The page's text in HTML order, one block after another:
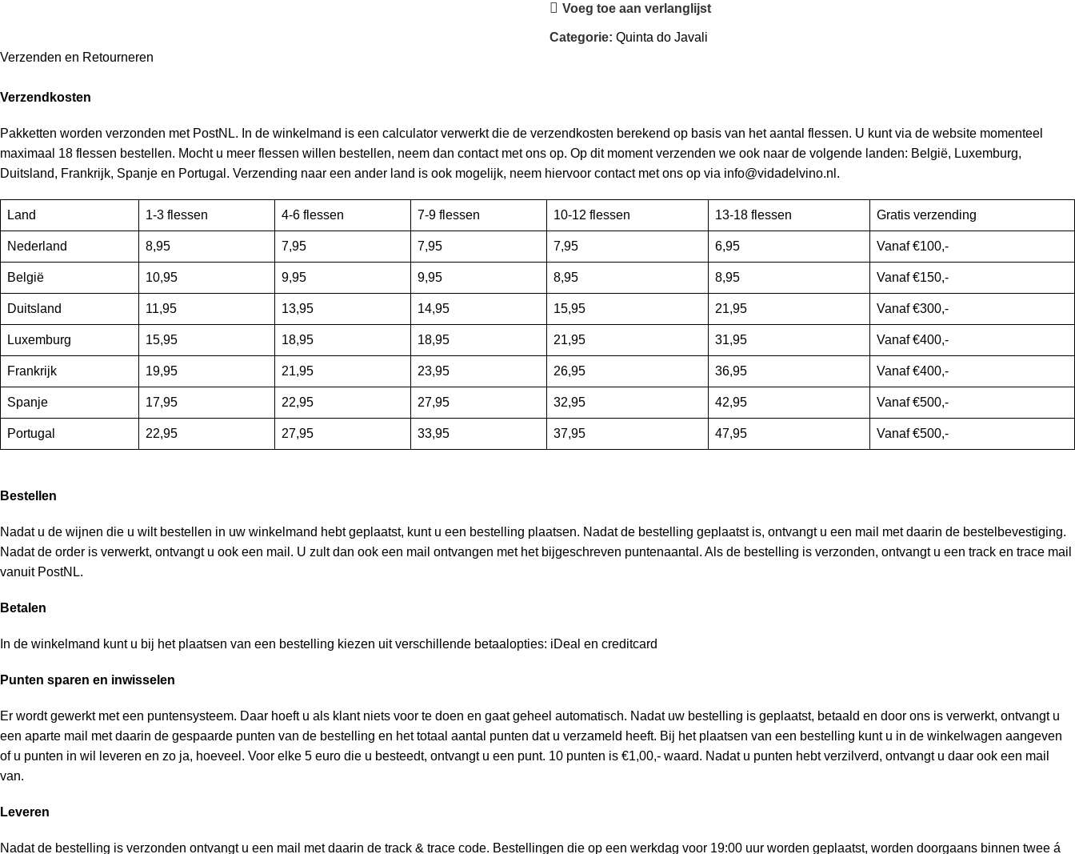
Voeg toe aan verlanglijst
Categorie: Quinta do Javali
Verzenden en Retourneren
Verzendkosten
Pakketten worden verzonden met PostNL. In de winkelmand is een calculator verwerkt die de verzendkosten berekend op basis van het aantal flessen. U kunt via de website momenteel
maximaal 18 flessen bestellen. Mocht u meer flessen willen bestellen, neem dan contact met ons op. Op dit moment verzenden we ook naar de volgende landen: België, Luxemburg,
Duitsland, Frankrijk, Spanje en Portugal. Verzending naar een ander land is ook mogelijk, neem hiervoor contact met ons op via info@vidadelvino.nl.
Land 1-3 flessen 4-6 flessen 7-9 flessen 10-12 flessen 13-18 flessen Gratis verzending
Nederland 8,95 7,95 7,95 7,95 6,95 Vanaf €100,-
België 10,95 9,95 9,95 8,95 8,95 Vanaf €150,-
Duitsland 11,95 13,95 14,95 15,95 21,95 Vanaf €300,-
Luxemburg 15,95 18,95 18,95 21,95 31,95 Vanaf €400,-
Frankrijk 19,95 21,95 23,95 26,95 36,95 Vanaf €400,-
Spanje 17,95 22,95 27,95 32,95 42,95 Vanaf €500,-
Portugal 22,95 27,95 33,95 37,95 47,95 Vanaf €500,-
Bestellen
Nadat u de wijnen die u wilt bestellen in uw winkelmand hebt geplaatst, kunt u een bestelling plaatsen. Nadat de bestelling geplaatst is, ontvangt u een mail met daarin de bestelbevestiging.
Nadat de order is verwerkt, ontvangt u ook een mail. U zult dan ook een mail ontvangen met het bijgeschreven puntenaantal. Als de bestelling is verzonden, ontvangt u een track en trace mail
vanuit PostNL.
Betalen
In de winkelmand kunt u bij het plaatsen van een bestelling kiezen uit verschillende betaalopties: iDeal en creditcard
Punten sparen en inwisselen
Er wordt gewerkt met een puntensysteem. Daar hoeft u als klant niets voor te doen en gaat geheel automatisch. Nadat uw bestelling is geplaatst, betaald en door ons is verwerkt, ontvangt u
een aparte mail met daarin de gespaarde punten van de bestelling en het totaal aantal punten dat u verzameld heeft. Bij het plaatsen van een bestelling kunt u in de winkelwagen aangeven
of u punten in wil leveren en zo ja, hoeveel. Voor elke 5 euro die u besteedt, ontvangt u een punt. 10 punten is €1,00,- waard. Nadat u punten hebt verzilverd, ontvangt u daar ook een mail
van.
Leveren
Nadat de bestelling is verzonden ontvangt u een mail met daarin de track & trace code. Bestellingen die op een werkdag voor 19:00 uur worden geplaatst, worden doorgaans binnen twee á